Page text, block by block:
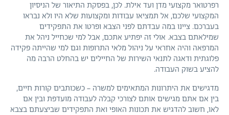
רפרטואר מקצועי מדן ועד אילת. לכן, בפסקת התיאור של הניסיון
המקצועי שלכם, אל תמציאו עבודות ומקצועות שלא היו ולא נבראו
בעברכם. ציינו במה עבדתם לפני הצבא ופרטו את התפקידים
שמילאתם בצבא. אולי זה יפתיע אתכם, אבל למי שכחייל ניהל את
המרפאה והיה אחראי על ניהול מלאי התרופות וגם למי שהייתה פקידה
פלוגתית ודאגה לתנאי השירות של החיילים יש בהחלט הרבה מה
להציע בשוק העבודה.
מדגישים את היתרונות המתאימים למשרה – כשכותבים קורות חיים,
בין אם אתם מגישים אותם לצורכי קבלה לעבודה מועדפת ובין אם
לאו, חשוב להדגיש את תכונות האופי ואת התפקידים שביצעתם בצבא